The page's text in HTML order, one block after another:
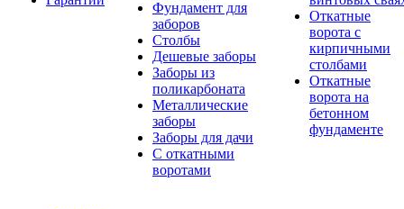
Фундамент для
заборов
Столбы
Дешевые заборы
Заборы из
поликарбоната
Металлические
заборы
Заборы для дачи
С откатными
воротами
Откатные
ворота с
кирпичными
столбами
Откатные
ворота на
бетонном
фундаменте